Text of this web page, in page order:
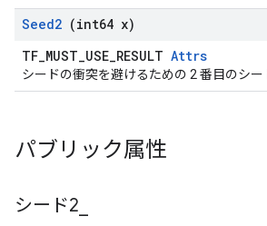
Seed2 (int64 x)
TF_MUST_USE_RESULT Attrs
シードの衝突を避けるための 2 番目のシー
パブリック属性
シード2